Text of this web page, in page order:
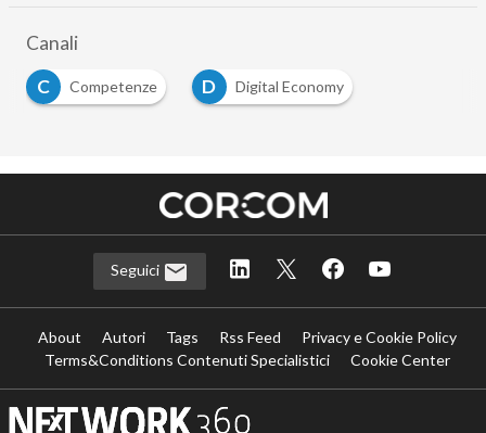
Canali
C
Competenze D Digital Economy
Seguici
About Autori Tags Rss Feed
Privacy e Cookie Policy
Terms&Conditions Contenuti Specialistici
Cookie Center